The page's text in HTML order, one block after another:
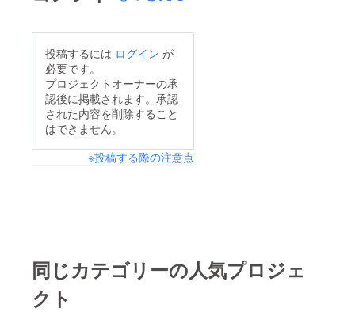
投稿するには ログイン が
必要です。
プロジェクトオーナーの承
認後に掲載されます。承認
された内容を削除すること
はできません。
※投稿する際の注意点
同じカテゴリーの人気プロジェ
クト